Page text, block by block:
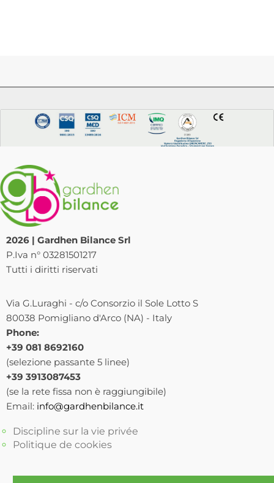
2026 | Gardhen Bilance Srl
P.Iva n° 03281501217
Tutti i diritti riservati
Via G.Luraghi - c/o Consorzio il Sole Lotto S
80038 Pomigliano d'Arco (NA) - Italy
Phone:
+39 081 8692160
(selezione passante 5 linee)
+39 3913087453
(se la rete fissa non è raggiungibile)
Email: info@gardhenbilance.it
Discipline sur la vie privée
Politique de cookies